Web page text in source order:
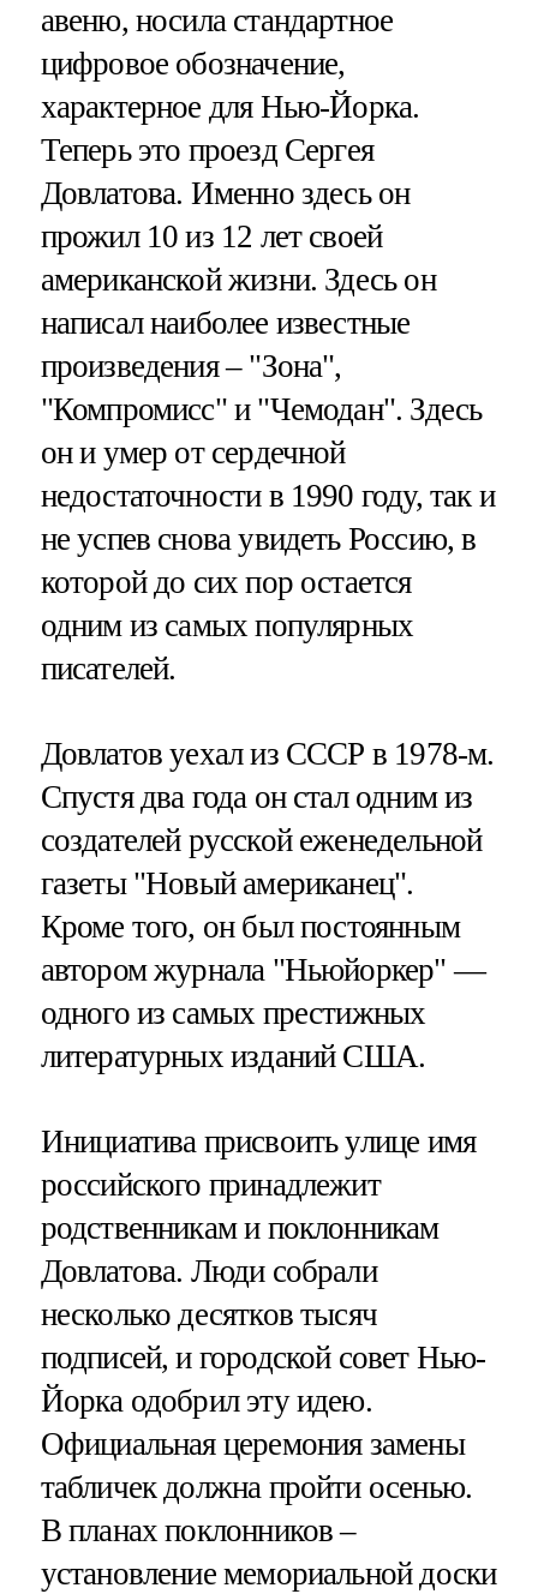
авеню, носила стандартное
цифровое обозначение,
характерное для Нью-Йорка.
Теперь это проезд Сергея
Довлатова. Именно здесь он
прожил 10 из 12 лет своей
американской жизни. Здесь он
написал наиболее известные
произведения – "Зона",
"Компромисс" и "Чемодан". Здесь
он и умер от сердечной
недостаточности в 1990 году, так и
не успев снова увидеть Россию, в
которой до сих пор остается
одним из самых популярных
писателей.
Довлатов уехал из СССР в 1978-м.
Спустя два года он стал одним из
создателей русской еженедельной
газеты "Новый американец".
Кроме того, он был постоянным
автором журнала "Ньюйоркер" —
одного из самых престижных
литературных изданий США.
Инициатива присвоить улице имя
российского принадлежит
родственникам и поклонникам
Довлатова. Люди собрали
несколько десятков тысяч
подписей, и городской совет Нью-
Йорка одобрил эту идею.
Официальная церемония замены
табличек должна пройти осенью.
В планах поклонников –
установление мемориальной доски